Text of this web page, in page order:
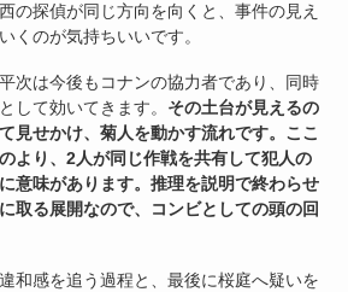
の探偵が同じ方向を向くと、事件の見え
くのが気持ちいいです。
次は今後もコナンの協力者であり、同時
して効いてきます。 その土台が見えるの
見せかけ、菊人を動かす流れです。 ここ
より、2人が同じ作戦を共有して犯人の
意味があります。 推理を説明で終わらせ
取る展開なので、コンビとしての頭の回
和感を追う過程と、最後に桜庭へ疑いを